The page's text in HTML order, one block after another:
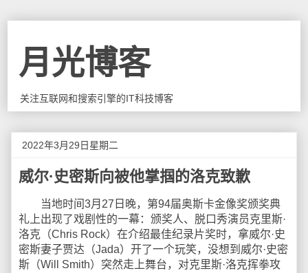
月光博客
关注互联网和搜索引擎的IT科技博客
2022年3月29日星期二
威尔·史密斯向被他掌掴的洛克致歉
当地时间3月27日晚，第94届奥斯卡金像奖颁奖典
礼上出现了戏剧性的一幕：颁奖人、脱口秀演员克里斯·
洛克（Chris Rock）在介绍最佳纪录片奖时，拿威尔·史
密斯妻子贾达（Jada）开了一个玩笑，没想到威尔·史密
斯（Will Smith）突然走上舞台，对克里斯·洛克挥拳攻